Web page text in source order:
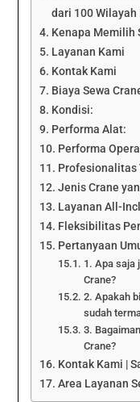
dari 100 Wilayah
Kenapa Memilih
Layanan Kami
Kontak Kami
Biaya Sewa
Kondisi:
Performa Alat:
Performa
Profesionalitas
Jenis Crane
Layanan All-
Fleksibilitas
Pertanyaan
1. Apa saja
Crane?
2. Apakah
sudah
3.
Crane?
Kontak Kami |
Area Layanan